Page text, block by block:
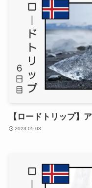
【ロードトリップ】
2023-05-03